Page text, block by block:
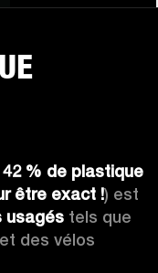
42 % de plastique
être exact !) est
usagés tels que
des vélos